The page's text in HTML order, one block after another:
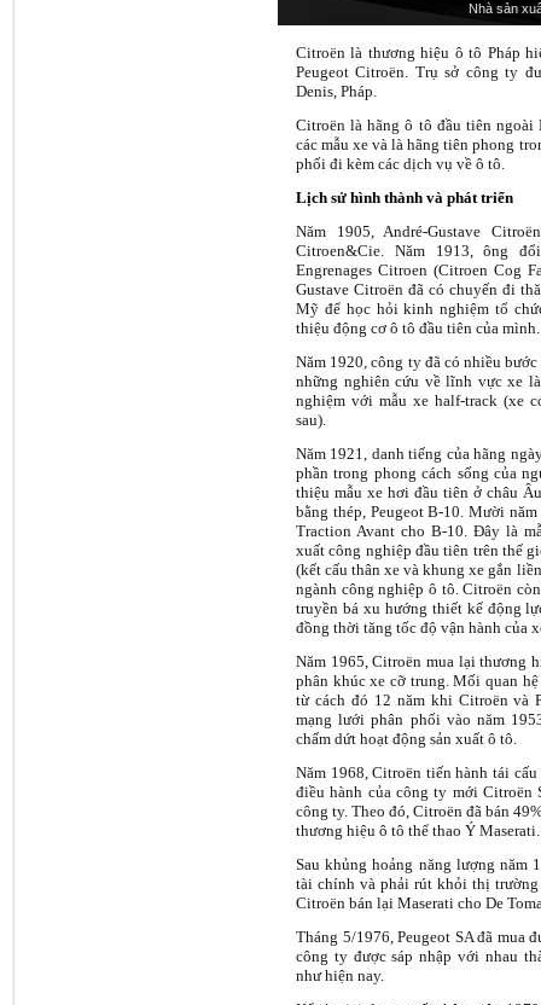
Nhà sản
Citroën là thương hiệu ô tô Pháp
Peugeot Citroën. Trụ sở công ty
Denis, Pháp.
Citroën là hãng ô tô đầu tiên
các mẫu xe và là hãng tiên phong
phối đi kèm các dịch vụ về ô tô.
Lịch sử hình thành và phát triển
Năm 1905, André-Gustave
Citroen&Cie. Năm 1913, ông
Engrenages Citroen (Citroen Cog
Gustave Citroën đã có chuyến đi
Mỹ để học hỏi kinh nghiệm tổ
thiệu động cơ ô tô đầu tiên của mình.
Năm 1920, công ty đã có nhiều
những nghiên cứu về lĩnh vực xe
nghiệm với mẫu xe half-track (xe
sau).
Năm 1921, danh tiếng của hãng
phần trong phong cách sống của
thiệu mẫu xe hơi đầu tiên ở châu
bằng thép, Peugeot B-10. Mười
Traction Avant cho B-10. Đây là
xuất công nghiệp đầu tiên trên thế
(kết cấu thân xe và khung xe gắn
ngành công nghiệp ô tô. Citroën
truyền bá xu hướng thiết kế động
đồng thời tăng tốc độ vận hành của
Năm 1965, Citroën mua lại thương
phân khúc xe cỡ trung. Mối quan
từ cách đó 12 năm khi Citroën và
mạng lưới phân phối vào năm
chấm dứt hoạt động sản xuất ô tô.
Năm 1968, Citroën tiến hành tái
điều hành của công ty mới
công ty. Theo đó, Citroën đã bán
thương hiệu ô tô thể thao Ý Maserati.
Sau khủng hoảng năng lượng năm
tài chính và phải rút khỏi thị
Citroën bán lại Maserati cho De
Tháng 5/1976, Peugeot SA đã mua
công ty được sáp nhập với nhau
như hiện nay.